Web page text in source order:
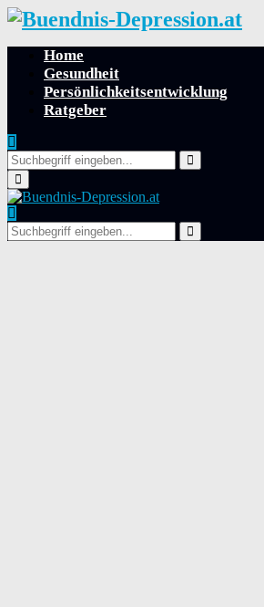
Home
Gesundheit
Persönlichkeitsentwicklung
Ratgeber
Search
for:
Search
Primary
Menu
Search
for:
Search